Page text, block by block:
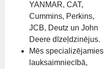
YANMAR, CAT,
Cummins, Perkins,
JCB, Deutz un John
Deere dīzeļdzinējus.
Mēs specializējamies
lauksaimniecībā,